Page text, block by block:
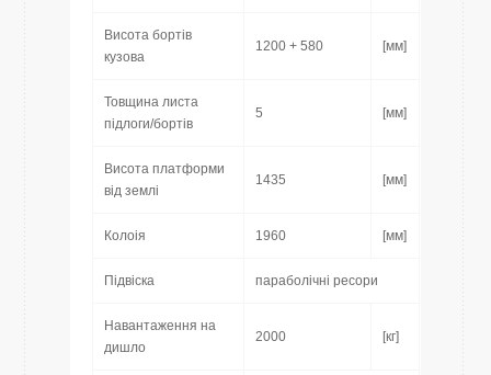
Висота бортів
кузова
1200 + 580 [мм]
Товщина листа
підлоги/бортів
5 [мм]
Висота платформи
від землі
1435 [мм]
Колоія 1960 [мм]
Підвіска параболічні ресори
Навантаження на
дишло
2000 [кг]